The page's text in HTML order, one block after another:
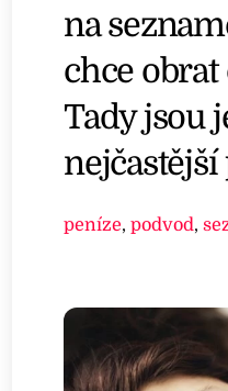
na
chce obrat
Tady jsou
peníze,podvod,